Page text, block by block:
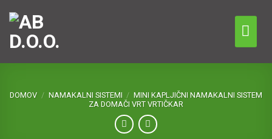
content
DOMOV / NAMAKALNI SISTEMI / MINI KAPLJIČNI NAMAKALNI SISTEM
ZA DOMAČI VRT VRTIČKAR